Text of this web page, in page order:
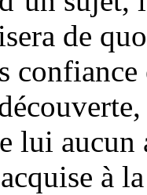
de
confiance
lui
à